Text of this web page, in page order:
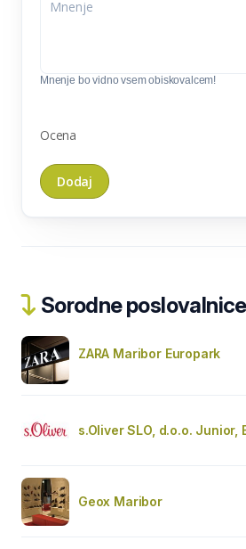
Mnenje bo vidno vsem obiskovalcem!
Ocena
Sorodne
ZARA Maribor Europark
s.Oliver SLO, d.o.o. Junior,
Geox Maribor